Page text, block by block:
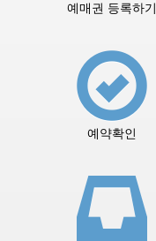
예매권 등록하기
예약확인